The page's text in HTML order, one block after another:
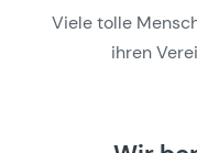
Viele tolle
ihren